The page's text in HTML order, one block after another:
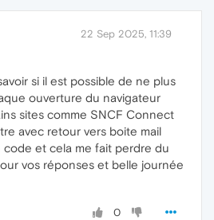
22 Sep 2025, 11:39
si il est possible de ne plus
ouverture du navigateur
sites comme SNCF Connect
avec retour vers boite mail
et cela me fait perdre du
vos réponses et belle journée
0